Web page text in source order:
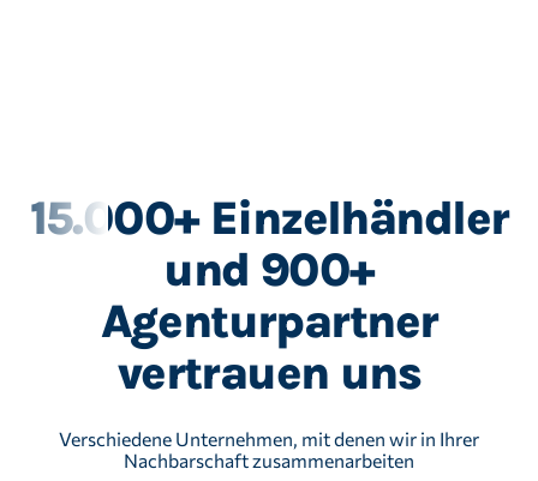
15.000+ Einzelhändler
und 900+
Agenturpartner
vertrauen uns
Verschiedene Unternehmen, mit denen wir in Ihrer
Nachbarschaft zusammenarbeiten